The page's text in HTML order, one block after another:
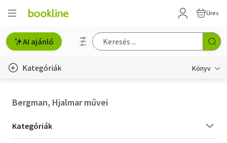
Üres
AI ajánló
Kategóriák Könyv
Bergman, Hjalmar művei
Kategória
szűrés
Kategóriák